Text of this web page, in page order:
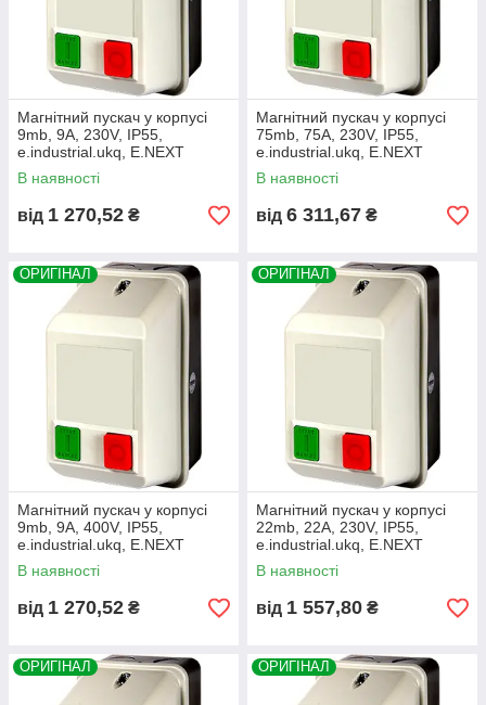
Магнітний пускач у корпусі
9mb, 9A, 230V, IP55,
e.industrial.ukq, E.NEXT
(i0100012)
В наявності
від 1 270,52 ₴
Магнітний пускач у корпусі
75mb, 75А, 230V, IP55,
e.industrial.ukq, E.NEXT
(i0100020)
В наявності
від 6 311,67 ₴
ОРИГІНАЛ
Магнітний пускач у корпусі
9mb, 9А, 400V, IP55,
e.industrial.ukq, E.NEXT
(i0100001)
В наявності
від 1 270,52 ₴
ОРИГІНАЛ
Магнітний пускач у корпусі
22mb, 22А, 230V, IP55,
e.industrial.ukq, E.NEXT
(i0100016)
В наявності
від 1 557,80 ₴
ОРИГІНАЛ ОРИГІНАЛ